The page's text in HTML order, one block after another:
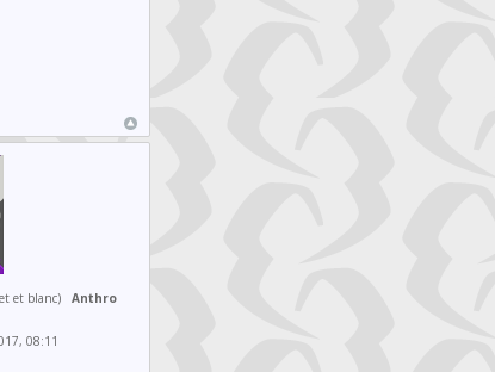
et blanc)
Anthro
08:11